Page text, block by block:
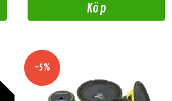
Köp
-5%